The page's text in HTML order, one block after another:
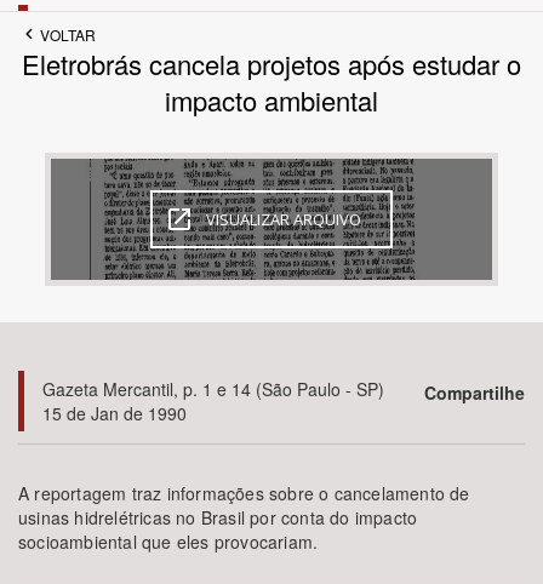
Bioma / Bacia
Área de Levantamento
Área Protegida
VOLTAR
Eletrobrás cancela projetos após estudar o
impacto ambiental
VISUALIZAR ARQUIVO
Gazeta Mercantil, p. 1 e 14 (São Paulo - SP)
15 de Jan de 1990
Compartilhe
A reportagem traz informações sobre o cancelamento de
usinas hidrelétricas no Brasil por conta do impacto
socioambiental que eles provocariam.